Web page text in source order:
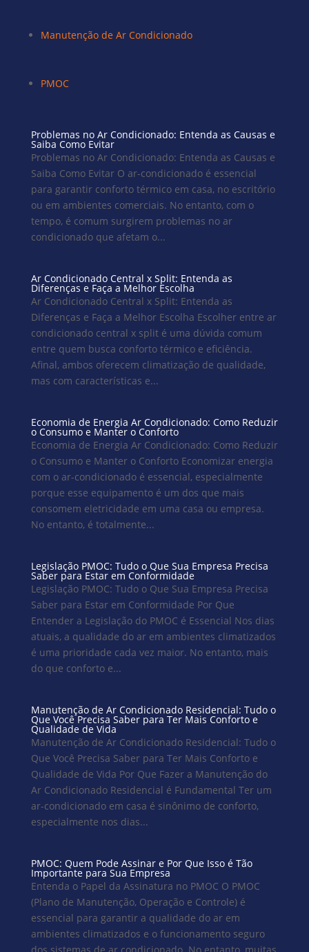
Manutenção de Ar Condicionado
PMOC
Problemas no Ar Condicionado: Entenda as Causas e
Saiba Como Evitar
Problemas no Ar Condicionado: Entenda as Causas e
Saiba Como Evitar O ar-condicionado é essencial
para garantir conforto térmico em casa, no escritório
ou em ambientes comerciais. No entanto, com o
tempo, é comum surgirem problemas no ar
condicionado que afetam o...
Ar Condicionado Central x Split: Entenda as
Diferenças e Faça a Melhor Escolha
Ar Condicionado Central x Split: Entenda as
Diferenças e Faça a Melhor Escolha Escolher entre ar
condicionado central x split é uma dúvida comum
entre quem busca conforto térmico e eficiência.
Afinal, ambos oferecem climatização de qualidade,
mas com características e...
Economia de Energia Ar Condicionado: Como Reduzir
o Consumo e Manter o Conforto
Economia de Energia Ar Condicionado: Como Reduzir
o Consumo e Manter o Conforto Economizar energia
com o ar-condicionado é essencial, especialmente
porque esse equipamento é um dos que mais
consomem eletricidade em uma casa ou empresa.
No entanto, é totalmente...
Legislação PMOC: Tudo o Que Sua Empresa Precisa
Saber para Estar em Conformidade
Legislação PMOC: Tudo o Que Sua Empresa Precisa
Saber para Estar em Conformidade Por Que
Entender a Legislação do PMOC é Essencial Nos dias
atuais, a qualidade do ar em ambientes climatizados
é uma prioridade cada vez maior. No entanto, mais
do que conforto e...
Manutenção de Ar Condicionado Residencial: Tudo o
Que Você Precisa Saber para Ter Mais Conforto e
Qualidade de Vida
Manutenção de Ar Condicionado Residencial: Tudo o
Que Você Precisa Saber para Ter Mais Conforto e
Qualidade de Vida Por Que Fazer a Manutenção do
Ar Condicionado Residencial é Fundamental Ter um
ar-condicionado em casa é sinônimo de conforto,
especialmente nos dias...
PMOC: Quem Pode Assinar e Por Que Isso é Tão
Importante para Sua Empresa
Entenda o Papel da Assinatura no PMOC O PMOC
(Plano de Manutenção, Operação e Controle) é
essencial para garantir a qualidade do ar em
ambientes climatizados e o funcionamento seguro